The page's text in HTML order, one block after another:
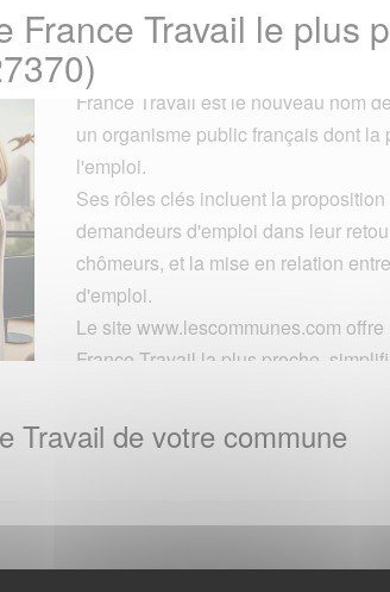
France Travail le plus
France Travail est le nouveau nom
un organisme public français dont
l'emploi.
Ses rôles clés incluent la
demandeurs d'emploi dans leur
chômeurs, et la mise en relation
d'emploi.
Le site www.lescommunes.com
France Travail la plus proche,
Travail de votre commune